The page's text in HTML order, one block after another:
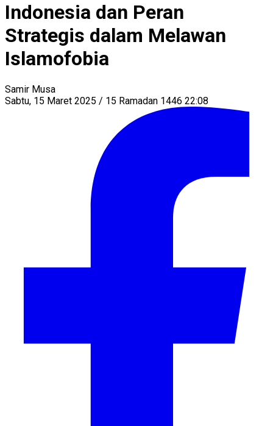
Indonesia dan Peran
Strategis dalam Melawan
Islamofobia
Samir Musa
Sabtu, 15 Maret 2025 / 15 Ramadan 1446 22:08